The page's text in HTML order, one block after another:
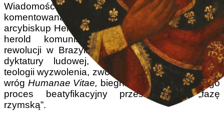
Wiadomość ta obiegła cały świat i była
komentowana w większości pozytywnie:
arcybiskup Helder Câmara, czerwony arcybiskup,
herold komunistycznych dyktatur, promotor
rewolucji w Brazylii mającej na celu narzucenie
dyktatury ludowej, zwolennik marksistowskiej
teologii wyzwolenia, zwolennik aborcji i rozwodów,
wróg Humanae Vitae, biegnie ku czci ołtarzy, jego
proces beatyfikacyjny przeszedł już „fazę
rzymską”.